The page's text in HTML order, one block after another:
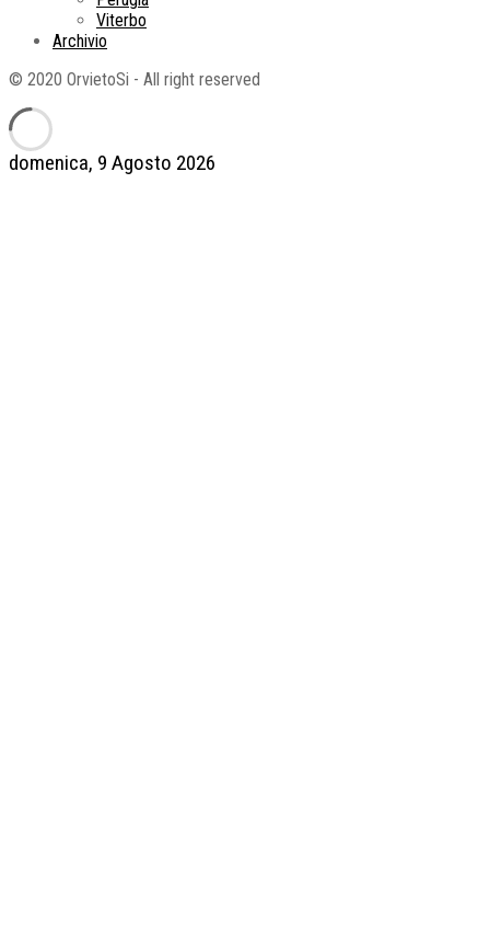
domenica, 9 Agosto 2026
Viterbo
Archivio
© 2020 OrvietoSi - All right reserved